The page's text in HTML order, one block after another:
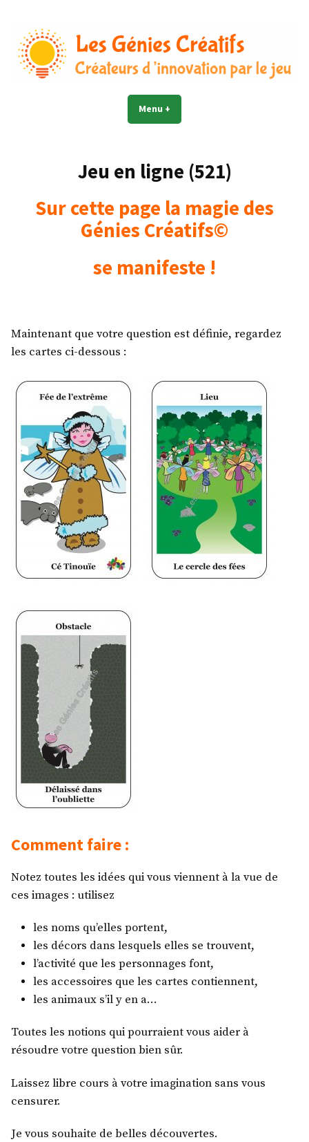
contenu
Les Génies Créatifs©
Créateur d'innovation par le jeu
Menu +
Jeu en ligne (521)
Sur cette page la magie des
Génies Créatifs©
se manifeste !
Maintenant que votre question est définie, regardez
les cartes ci-dessous :
Comment faire :
Notez toutes les idées qui vous viennent à la vue de
ces images : utilisez
les noms qu’elles portent,
les décors dans lesquels elles se trouvent,
l’activité que les personnages font,
les accessoires que les cartes contiennent,
les animaux s’il y en a…
Toutes les notions qui pourraient vous aider à
résoudre votre question bien sûr.
Laissez libre cours à votre imagination sans vous
censurer.
Je vous souhaite de belles découvertes.